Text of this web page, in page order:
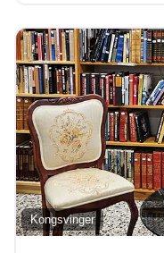
Kongsvinger